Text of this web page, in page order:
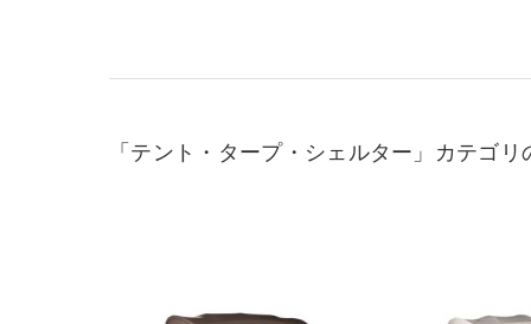
「テント・タープ・シェルター」カテゴ